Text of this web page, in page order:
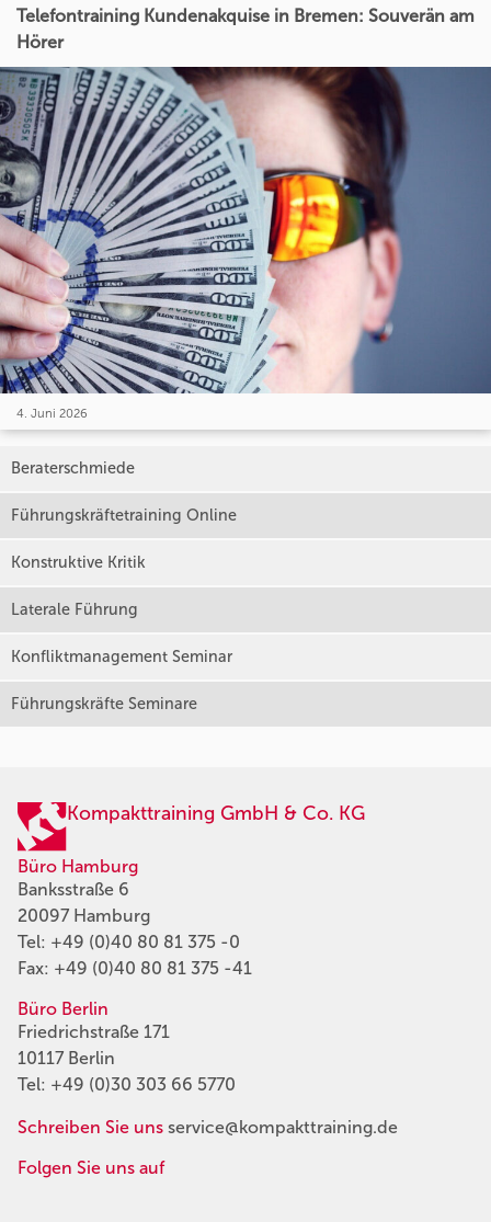
Telefontraining Kundenakquise in Bremen: Souverän am
Hörer
4. Juni 2026
Beraterschmiede
Führungskräftetraining Online
Konstruktive Kritik
Laterale Führung
Konfliktmanagement Seminar
Führungskräfte Seminare
Kompakttraining GmbH & Co. KG
Büro Hamburg
Banksstraße 6
20097 Hamburg
Tel: +49 (0)40 80 81 375 -0
Fax: +49 (0)40 80 81 375 -41
Büro Berlin
Friedrichstraße 171
10117 Berlin
Tel: +49 (0)30 303 66 5770
Schreiben Sie uns service@kompakttraining.de
Folgen Sie uns auf